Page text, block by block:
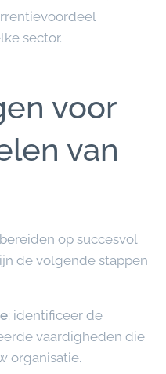
sector.
voor
van
op succesvol
de volgende stappen
: identificeer de
vaardigheden die
organisatie.